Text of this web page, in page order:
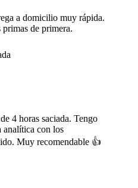
a domicilio muy rápida.
de primera.
4 horas saciada. Tengo
con los
Muy recomendable 👍